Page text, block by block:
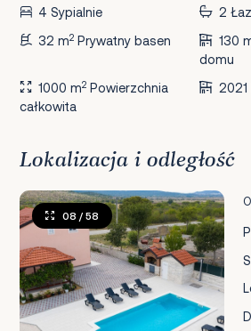
4 Sypialnie
2
32 m2 Prywatny basen 130
domu
1000 m2 Powierzchnia
całkowita
2021
Lokalizacja i odległość
08 / 58